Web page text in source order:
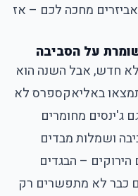
מחכה לכם – אז
על הסביבה
לא חדש, אבל השנה הוא
2026, אתם תמצאו באליאקספרס לא
ג'ינסים מחומרים
ושמלות מבדים
הירוקים – הבגדים
כבר לא מתפשרים רק